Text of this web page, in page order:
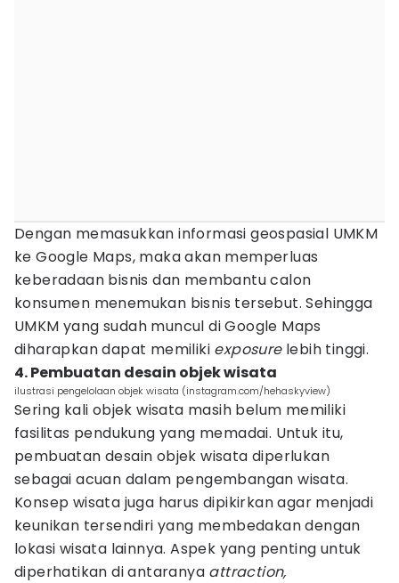
Dengan memasukkan informasi geospasial UMKM
ke Google Maps, maka akan memperluas
keberadaan bisnis dan membantu calon
konsumen menemukan bisnis tersebut. Sehingga
UMKM yang sudah muncul di Google Maps
diharapkan dapat memiliki exposure lebih tinggi.
4. Pembuatan desain objek wisata
ilustrasi pengelolaan objek wisata (instagram.com/hehaskyview)
Sering kali objek wisata masih belum memiliki
fasilitas pendukung yang memadai. Untuk itu,
pembuatan desain objek wisata diperlukan
sebagai acuan dalam pengembangan wisata.
Konsep wisata juga harus dipikirkan agar menjadi
keunikan tersendiri yang membedakan dengan
lokasi wisata lainnya. Aspek yang penting untuk
diperhatikan di antaranya attraction,